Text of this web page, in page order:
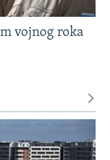
vojnog roka